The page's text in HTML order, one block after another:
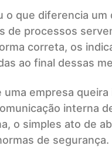
o que diferencia
de processos
correta, os
ao final dessas
uma empresa
interna
o simples ato de
de segurança.